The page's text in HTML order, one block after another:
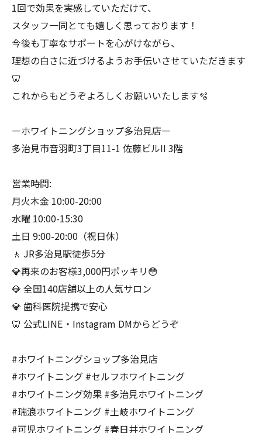
1回で効果を実感していただけて、
スタッフ一同とても嬉しく思っております！
今後も丁寧なサポートを心がけながら、
理想の白さに近づけるようお手伝いさせていただきます
🦷
これからもどうぞよろしくお願いいたします🫧
―ホワイトニングショップ多治見店―
多治見市音羽町3丁目11-1 佐藤ビルII 3階
営業時間:
月火木金 10:00-20:00
水曜 10:00-15:30
土日 9:00-20:00（祝日休）
🚶 JR多治見駅徒歩5分
💎再来のお客様3,000円ポッキリ😳
💎 全国140店舗以上の人気サロン
💎 歯科医院提携で安心
🦷 公式LINE・Instagram DMからどうぞ
#ホワイトニングショップ多治見店
#ホワイトニング #セルフホワイトニング
#ホワイトニング効果 #多治見ホワイトニング
#瑞浪ホワイトニング #土岐ホワイトニング
#可児ホワイトニング #春日井ホワイトニング